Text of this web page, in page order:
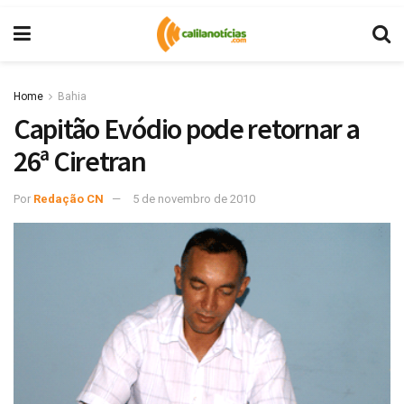
Home Bahia
Capitão Evódio pode retornar a
26ª Ciretran
Por Redação CN 5 de novembro de 2010